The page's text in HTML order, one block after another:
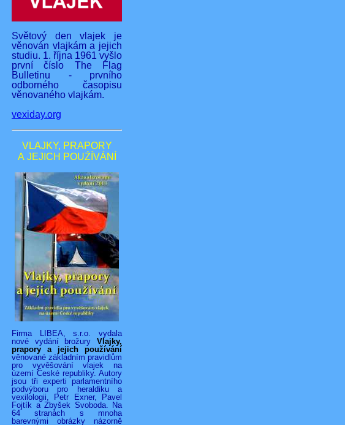
Světový den vlajek je
věnován vlajkám a jejich
studiu. 1. října 1961 vyšlo
první číslo The Flag
Bulletinu - prvního
odborného časopisu
věnovaného vlajkám.
vexiday.org
VLAJKY, PRAPORY
A JEJICH POUŹÍVÁNÍ
Firma LIBEA, s.r.o. vydala
nové vydání brožury Vlajky,
prapory a jejich používání
věnované základním pravidlům
pro vyvěšování vlajek na
území České republiky. Autory
jsou tři experti parlamentního
podvýboru pro heraldiku a
vexilologii, Petr Exner, Pavel
Fojtík a Zbyšek Svoboda. Na
64 stranách s mnoha
barevnými obrázky názorně